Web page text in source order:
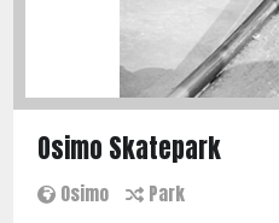
Osimo Skatepark
Osimo Park